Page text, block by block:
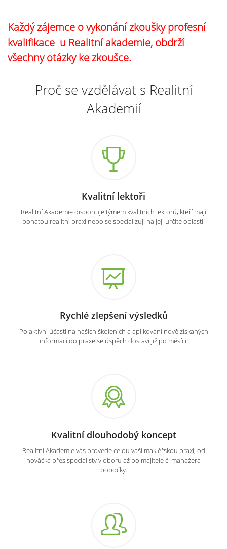
Každý zájemce o vykonání zkoušky profesní
kvalifikace u Realitní akademie, obdrží
všechny otázky ke zkoušce.
Proč se vzdělávat s Realitní
Akademií
Kvalitní lektoři
Realitní Akademie disponuje týmem kvalitních lektorů, kteří mají
bohatou realitní praxi nebo se specializují na její určité oblasti.
Rychlé zlepšení výsledků
Po aktivní účasti na našich školeních a aplikování nově získaných
informací do praxe se úspěch dostaví již po měsíci.
Kvalitní dlouhodobý koncept
Realitní Akademie vás provede celou vaší makléřskou praxí, od
nováčka přes specialisty v oboru až po majitele či manažera
pobočky.